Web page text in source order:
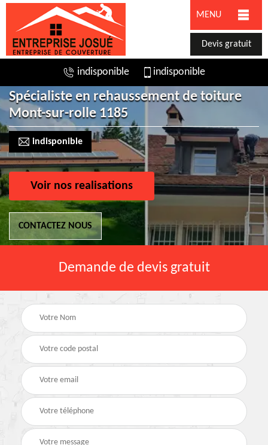
MENU
Devis gratuit
indisponible indisponible
Spécialiste en rehaussement de toiture
Mont-sur-rolle 1185
indisponible
Voir nos realisations
CONTACTEZ NOUS
Demande de devis gratuit